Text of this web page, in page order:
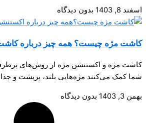
اسفند 8, 1403 بدون دیدگاه
کاشت مژه چیست؟ همه چیز درباره
کاشت مژه و اکستنشن مژه از روش‌های
شما کمک می‌کنند مژه‌هایی بلند، پرپشت و
بهمن 3, 1403 بدون دیدگاه